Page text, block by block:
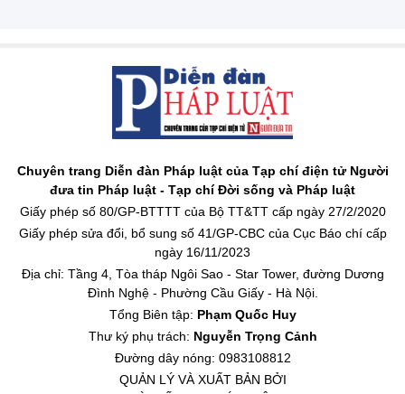
Chuyên trang Diễn đàn Pháp luật của Tạp chí điện tử Người
đưa tin Pháp luật - Tạp chí Đời sống và Pháp luật
Giấy phép số 80/GP-BTTTT của Bộ TT&TT cấp ngày 27/2/2020
Giấy phép sửa đổi, bổ sung số 41/GP-CBC của Cục Báo chí cấp
ngày 16/11/2023
Địa chỉ: Tầng 4, Tòa tháp Ngôi Sao - Star Tower, đường Dương
Đình Nghệ - Phường Cầu Giấy - Hà Nội.
Tổng Biên tập: Phạm Quốc Huy
Thư ký phụ trách: Nguyễn Trọng Cảnh
Đường dây nóng: 0983108812
QUẢN LÝ VÀ XUẤT BẢN BỞI